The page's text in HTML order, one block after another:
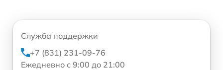
Служба поддержки
+7 (831) 231-09-76
Ежедневно с 9:00 до 21:00